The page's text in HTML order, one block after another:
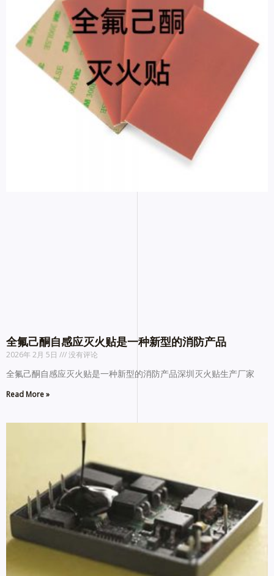
全氟己酮自感应灭火贴是一种新型的消防产品
2026年 2月 5日 没有评论
全氟己酮自感应灭火贴是一种新型的消防产品深圳灭火贴生产厂家
Read More »